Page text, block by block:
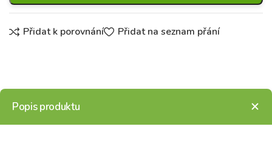
Přidat k porovnání Přidat na seznam přání
Popis produktu